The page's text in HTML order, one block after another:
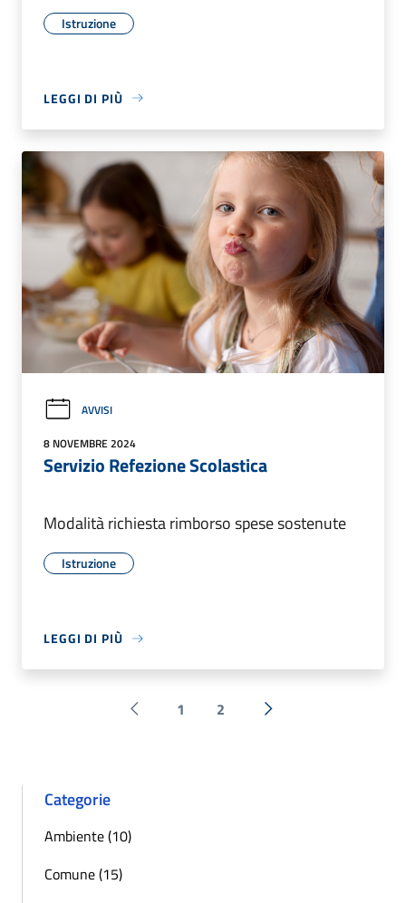
Istruzione
LEGGI DI PIÙ
AVVISI
8 NOVEMBRE 2024
Servizio Refezione Scolastica
Modalità richiesta rimborso spese sostenute
Istruzione
LEGGI DI PIÙ
Pagina precedente
1 2 Successiva »
Categorie
Ambiente (10)
Comune (15)